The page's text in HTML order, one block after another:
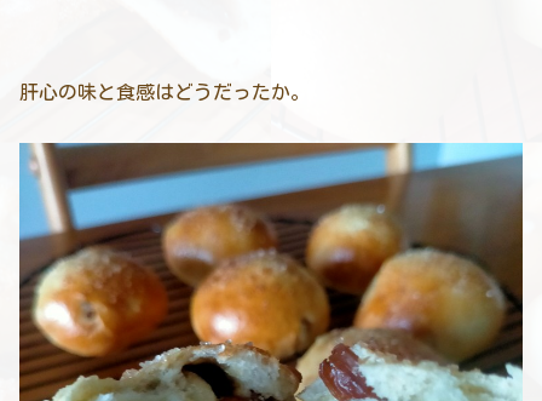
肝心の味と食感はどうだったか。